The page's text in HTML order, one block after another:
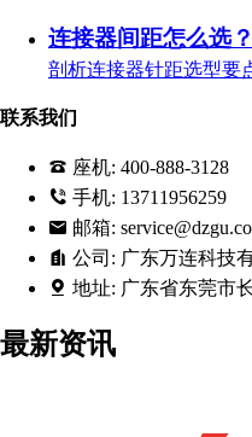
连接器间距怎么选
剖析连接器针距选型要
联系我们
座机: 400-888-3128
手机: 13711956259
邮箱:
公司: 广东万连科技
地址: 广东省东莞市
最新资讯